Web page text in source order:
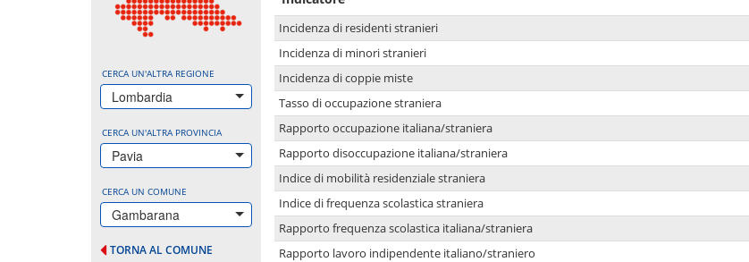
CERCA UN'ALTRA REGIONE
Lombardia
CERCA UN'ALTRA PROVINCIA
Pavia
CERCA UN COMUNE
Gambarana
TORNA AL COMUNE
Incidenza di residenti stranieri
Incidenza di minori stranieri
Incidenza di coppie miste
Tasso di occupazione straniera
Rapporto occupazione italiana/straniera
Rapporto disoccupazione italiana/straniera
Indice di mobilità residenziale straniera
Indice di frequenza scolastica straniera
Rapporto frequenza scolastica italiana/straniera
Rapporto lavoro indipendente italiano/straniero